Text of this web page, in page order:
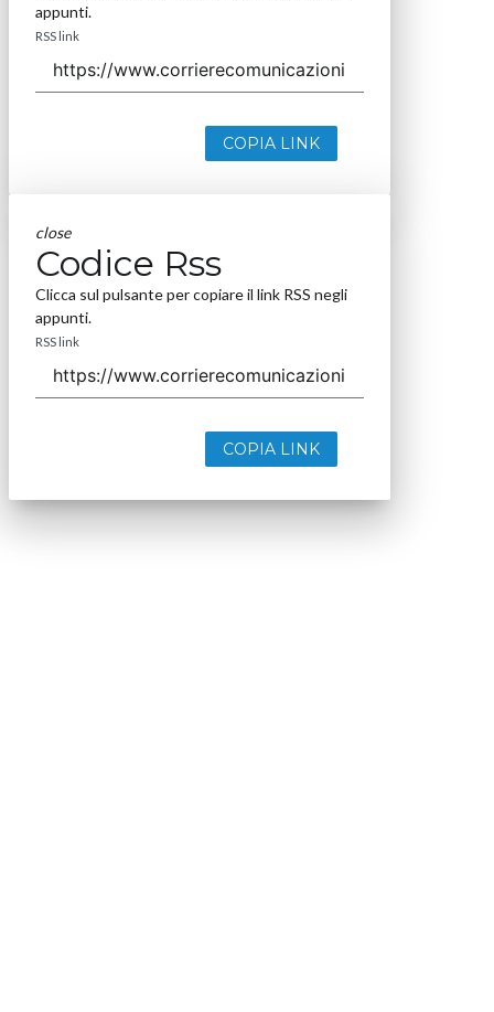
appunti.
RSS link
COPIA LINK
close
Codice Rss
Clicca sul pulsante per copiare il link RSS negli
appunti.
RSS link
COPIA LINK